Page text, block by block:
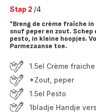
Stap 2 /4
*Breng de crème fraîche
snuf peper en zout.
pesto, in kleine hoopjes.
Parmezaanse toe.
1.5el Crème fraiche
*Zout, peper
1.5el Pesto
1bladje Handje